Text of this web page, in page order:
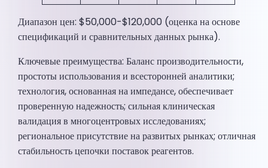
Диапазон цен: $50,000-$120,000 (оценка на основе
спецификаций и сравнительных данных рынка).
Ключевые преимущества: Баланс производительности,
простоты использования и всесторонней аналитики;
технология, основанная на импедансе, обеспечивает
проверенную надежность; сильная клиническая
валидация в многоцентровых исследованиях;
региональное присутствие на развитых рынках; отличная
стабильность цепочки поставок реагентов.